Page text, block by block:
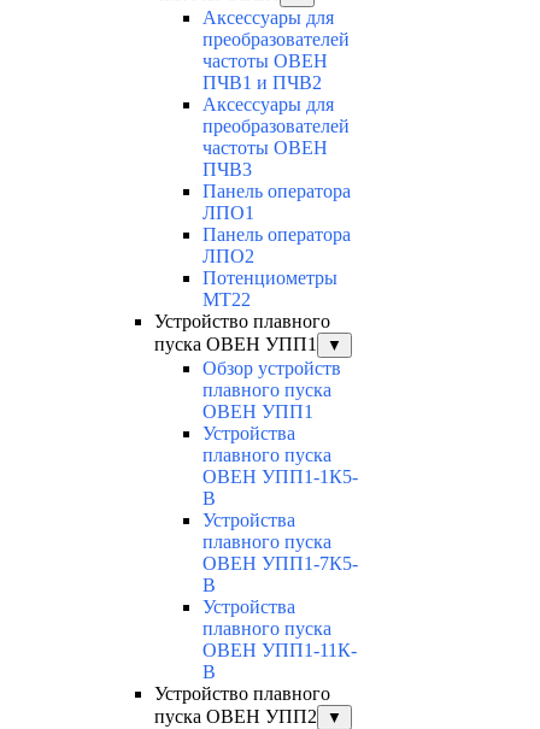
Аксессуары для
преобразователей
частоты ОВЕН
ПЧВ1 и ПЧВ2
Аксессуары для
преобразователей
частоты ОВЕН
ПЧВ3
Панель оператора
ЛПО1
Панель оператора
ЛПО2
Потенциометры
MT22
Устройство плавного
пуска ОВЕН УПП1
▼
Обзор устройств
плавного пуска
ОВЕН УПП1
Устройства
плавного пуска
ОВЕН УПП1-1К5-
В
Устройства
плавного пуска
ОВЕН УПП1-7К5-
В
Устройства
плавного пуска
ОВЕН УПП1-11К-
В
Устройство плавного
пуска ОВЕН УПП2
▼